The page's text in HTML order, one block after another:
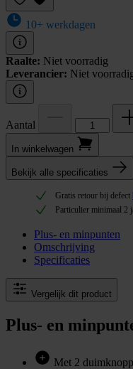
10+ werkdagen
Raalte: Niet voorradig
Leverancier: Niet
Aantal
In winkel­wagen
Bekijk alle specificaties
Gratis retour bij defect
Particulier minimaal 2
Plus- en minpunten
Omschrijving
Specificaties
Vergelijk dit product
Plus- en
Met 2